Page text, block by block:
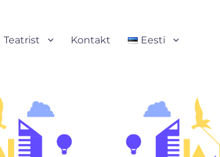
Teatrist Kontakt Eesti